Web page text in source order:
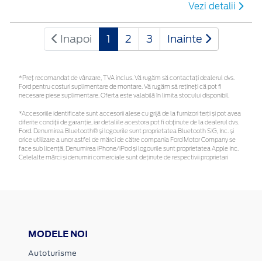
Vezi detalii
Inapoi 1 2 3 Inainte
*Preţ recomandat de vânzare, TVA inclus. Vă rugăm să contactaţi dealerul dvs.
Ford pentru costuri suplimentare de montare. Vă rugăm să rețineți că pot fi
necesare piese suplimentare. Oferta este valabilă în limita stocului disponibil.
*Accesoriile identificate sunt accesorii alese cu grijă de la furnizori terți și pot avea
diferite condiții de garanție, iar detaliile acestora pot fi obținute de la dealerul dvs.
Ford. Denumirea Bluetooth® și logourile sunt proprietatea Bluetooth SIG, Inc. și
orice utilizare a unor astfel de mărci de către compania Ford Motor Company se
face sub licență. Denumirea iPhone/iPod și logourile sunt proprietatea Apple Inc.
Celelalte mărci și denumiri comerciale sunt deținute de respectivii proprietari
MODELE NOI
Autoturisme